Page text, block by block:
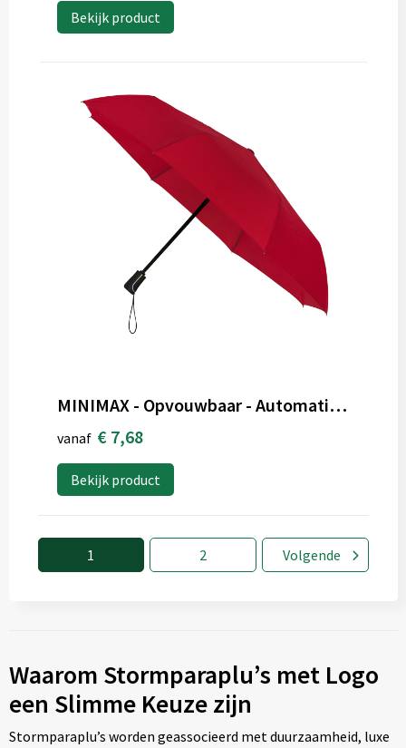
Bekijk product
MINIMAX - Opvouwbaar - Automatisch openen en sluiten - Windproof - 100 cm
vanaf € 7,68
Bekijk product
1 2 Volgende
Waarom Stormparaplu’s met Logo
een Slimme Keuze zijn
Stormparaplu’s worden geassocieerd met duurzaamheid, luxe